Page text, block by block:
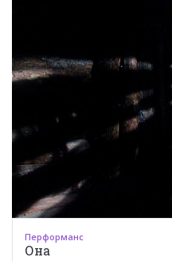
Перформанс
Она